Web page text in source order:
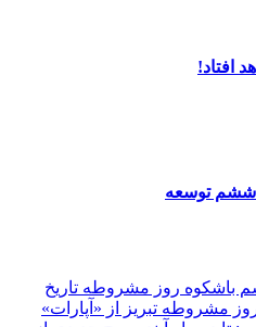
افتاد!
ششم توسعه
باشکوه روز مشروطه تاریخ
مشروطه تبریز از «آپارات»